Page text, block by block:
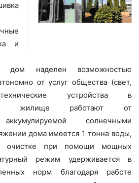
и
дом наделен возможностью
от услуг общества (свет,
устройства в
жилище работают от
аккумулируемой солнечными
дома имеется 1 тонна воды,
очистке при помощи мощных
режим удерживается в
норм благодаря работе